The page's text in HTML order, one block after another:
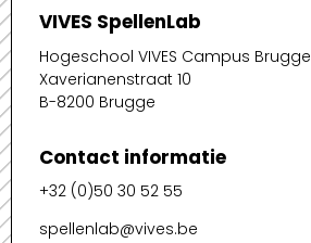
VIVES SpellenLab
Hogeschool VIVES Campus Brugge
Xaverianenstraat 10
B-8200 Brugge
Contact informatie
+32 (0)50 30 52 55
spellenlab@vives.be